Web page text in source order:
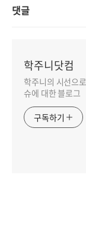
댓글
학주니닷컴
학주니의 시선으
슈에 대한 블로그
구독하기